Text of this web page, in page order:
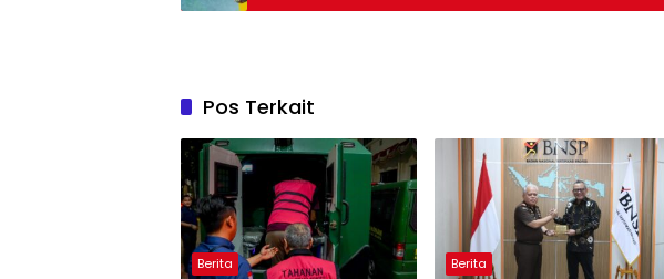
Pos Terkait
Berita Berita